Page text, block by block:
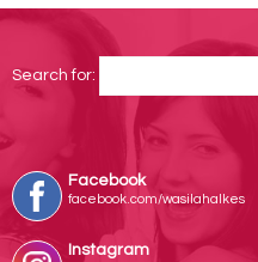
Search for:
Facebook
facebook.com/wasilahalkes
Instagram